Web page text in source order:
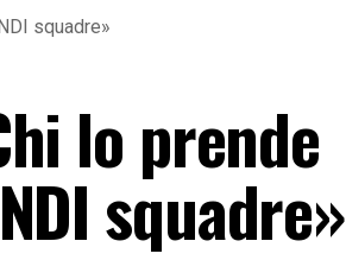
squadre»
lo prende
squadre»